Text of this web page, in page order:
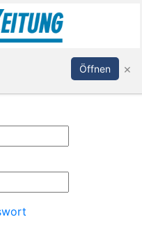
Anmelden
Öffnen ×